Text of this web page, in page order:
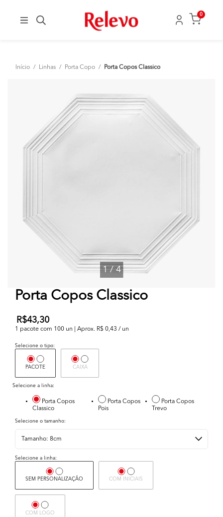
0
Início / Linhas / Porta Copo / Porta Copos Classico
1/4
Porta Copos Classico
R$43,30
1 pacote com 100 un | Aprox. R$ 0,43 / un
Selecione a linha:
Porta Copos
Classico
Porta Copos
Pois
Porta Copos
Trevo
Selecione o tipo:
PACOTE CAIXA
Selecione a linha:
SEM PERSONALIZAÇÃO COM INICIAIS
COM LOGO
Selecione o tamanho: